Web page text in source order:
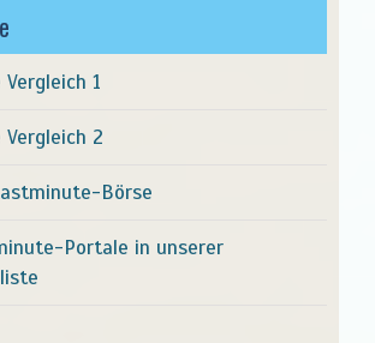
1
2
Börse
Portale in unserer